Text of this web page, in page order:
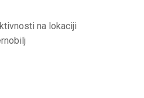
na lokaciji